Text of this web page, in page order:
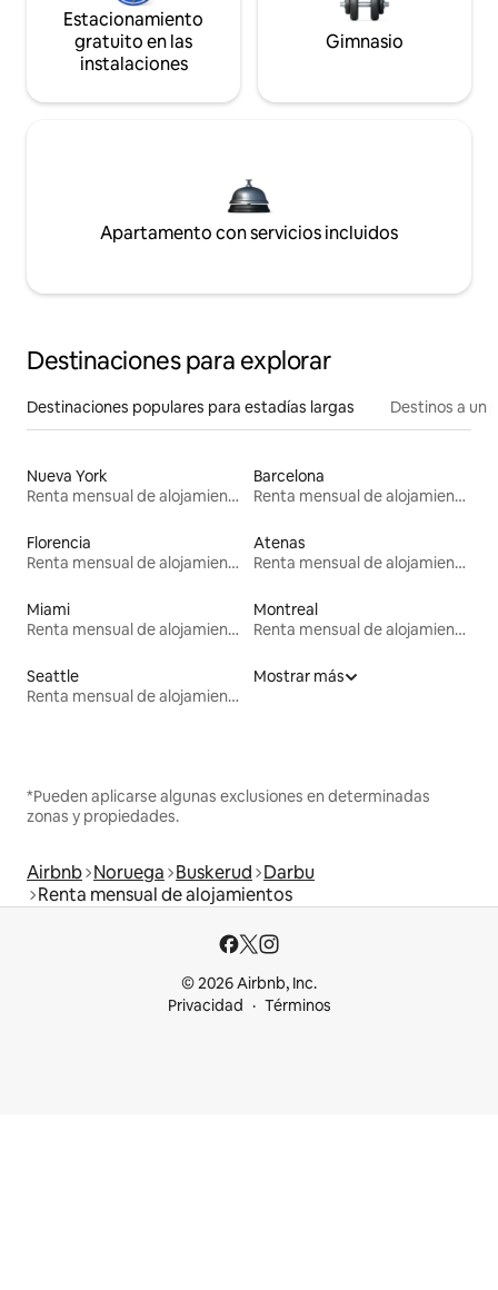
Estacionamiento
gratuito en las
instalaciones
Gimnasio
Apartamento con servicios incluidos
Destinaciones para explorar
Destinaciones populares para estadías largas Destinos a un
Nueva York
Renta mensual de alojamientos
Barcelona
Renta mensual de alojamientos
Florencia
Renta mensual de alojamientos
Atenas
Renta mensual de alojamientos
Miami
Renta mensual de alojamientos
Montreal
Renta mensual de alojamientos
Seattle
Renta mensual de alojamientos
Mostrar más
*Pueden aplicarse algunas exclusiones en determinadas
zonas y propiedades.
Airbnb Noruega Buskerud Darbu
Renta mensual de alojamientos
© 2026 Airbnb, Inc.
Privacidad
Términos